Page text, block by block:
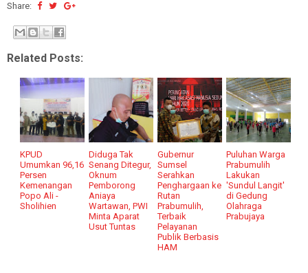
Share:
Related Posts:
KPUD
Umumkan 96,16
Persen
Kemenangan
Popo Ali -
Sholihien
Diduga Tak
Senang Ditegur,
Oknum
Pemborong
Aniaya
Wartawan, PWI
Minta Aparat
Usut Tuntas
Gubernur
Sumsel
Serahkan
Penghargaan ke
Rutan
Prabumulih,
Terbaik
Pelayanan
Publik Berbasis
HAM
Puluhan Warga
Prabumulih
Lakukan
'Sundul Langit'
di Gedung
Olahraga
Prabujaya